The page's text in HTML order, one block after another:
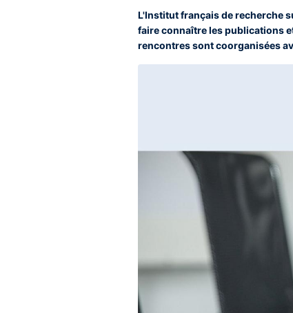
L'Institut français de recherche
faire connaître les publications
rencontres sont coorganisées